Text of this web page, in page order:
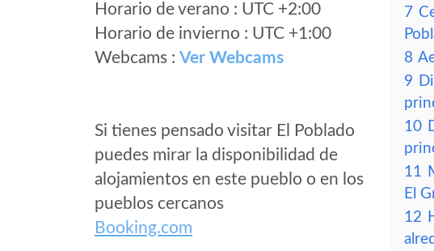
Horario de verano : UTC +2:00
Horario de invierno : UTC +1:00
Webcams : Ver Webcams
Si tienes pensado visitar El Poblado
puedes mirar la disponibilidad de
alojamientos en este pueblo o en los
pueblos cercanos
Booking.com
7
8
9
10
11
El
12